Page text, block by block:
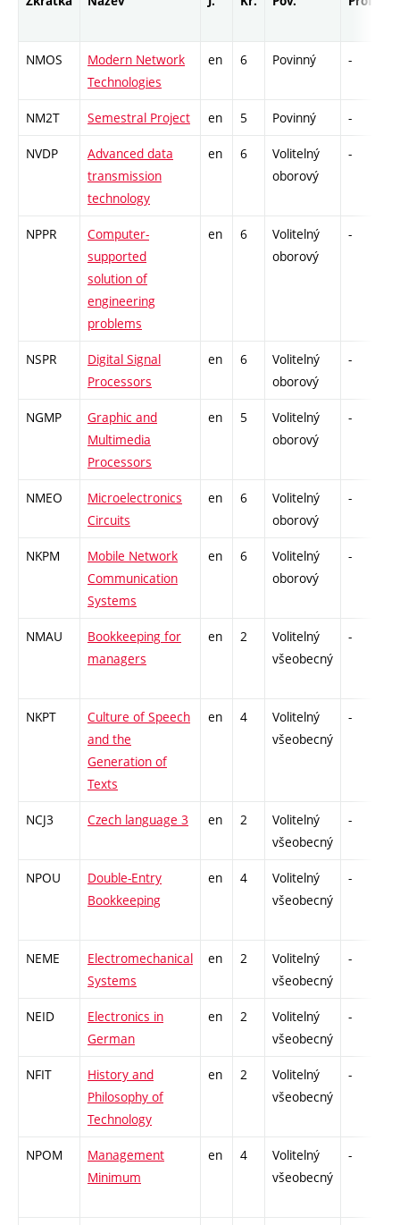
NMOS
Modern Network
Technologies
en 6 Povinný -
NM2T Semestral Project en 5 Povinný -
NVDP
Advanced data
transmission
technology
en 6
Volitelný
oborový
-
NPPR
Computer-
supported
solution of
engineering
problems
en 6
Volitelný
oborový
-
NSPR
Digital Signal
Processors
en 6
Volitelný
oborový
-
NGMP
Graphic and
Multimedia
Processors
en 5
Volitelný
oborový
-
NMEO
Microelectronics
Circuits
en 6
Volitelný
oborový
-
NKPM
Mobile Network
Communication
Systems
en 6
Volitelný
oborový
-
NMAU
Bookkeeping for
managers
en 2
Volitelný
všeobecný
-
NKPT
Culture of Speech
and the
Generation of
Texts
en 4
Volitelný
všeobecný
-
NCJ3 Czech language 3 en 2
Volitelný
všeobecný
-
NPOU
Double-Entry
Bookkeeping
en 4
Volitelný
všeobecný
-
NEME
Electromechanical
Systems
en 2
Volitelný
všeobecný
-
NEID
Electronics in
German
en 2
Volitelný
všeobecný
-
NFIT
History and
Philosophy of
Technology
en 2
Volitelný
všeobecný
-
NPOM
Management
Minimum
en 4
Volitelný
všeobecný
-